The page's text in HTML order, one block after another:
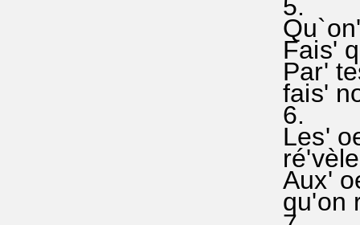
5.
Fais'
Par'
fais'
6.
Les'
Aux'
qu'on